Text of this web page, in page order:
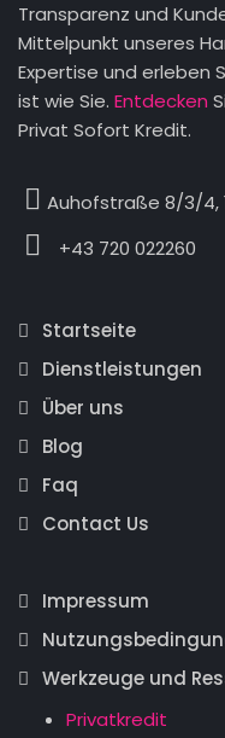
Transparenz und
Mittelpunkt unseres
Expertise und erleben
ist wie Sie. Entdecken
Privat Sofort Kredit.
Auhofstraße 8/3/4,
+43 720 022260
Startseite
Dienstleistungen
Über uns
Blog
Faq
Contact Us
Impressum
Werkzeuge und
Privatkredit